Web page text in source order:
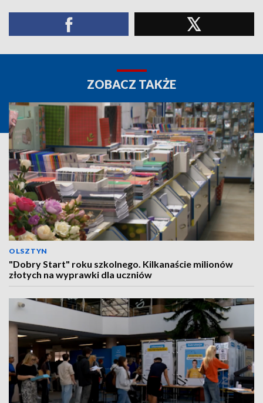
ZOBACZ TAKŻE
OLSZTYN
"Dobry Start" roku szkolnego. Kilkanaście milionów
złotych na wyprawki dla uczniów